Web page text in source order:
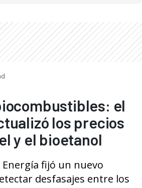
el
los precios
y el bioetanol
Energía fijó un nuevo
desfasajes entre los